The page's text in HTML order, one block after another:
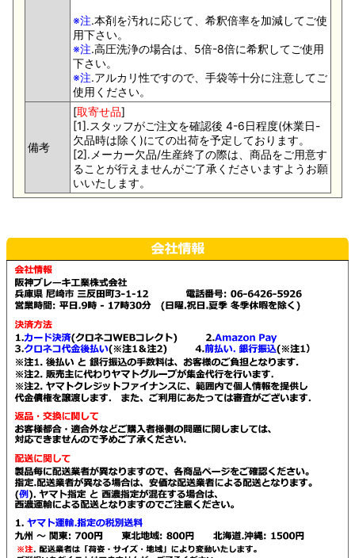
※注.本剤を汚れに応じて、希釈倍率を加減してご使
用下さい。
※注.高圧洗浄の場合は、5倍-8倍に希釈してご使用
下さい。
※注.アルカリ性ですので、手袋等十分に注意してご
使用ください。
備考
[取寄せ品]
[1].スタッフがご注文を確認後 4-6日程度(休業日-
欠品時は除く)にての出荷を予定しております。
[2].メーカー欠品/生産終了の際は、商品をご用意す
ることが行えませんがご了承くださいますようお願
いいたします。